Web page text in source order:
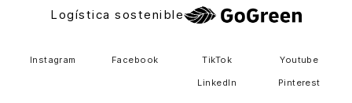
Logística sostenible
Instagram Facebook TikTok Youtube
LinkedIn Pinterest